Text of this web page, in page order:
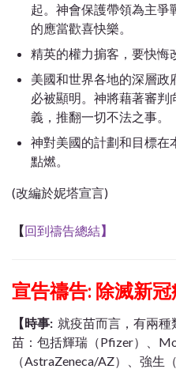
起。神會保護帶領為主爭
的應當歡喜快樂。
精英的權力掮客，要快悔
美國和世界各地的深層政
必被顯明。神將藉著審判
義，推翻一切不法之事。
神對美國的計劃和目標在
點燃。
(改編於妮塔宣言)
【回到禱告總結】
宣告禱告: 除滅新
【時事: 就疫苗而言，有兩
苗：包括輝瑞（Pfizer）、
（AstraZeneca/AZ）、強生